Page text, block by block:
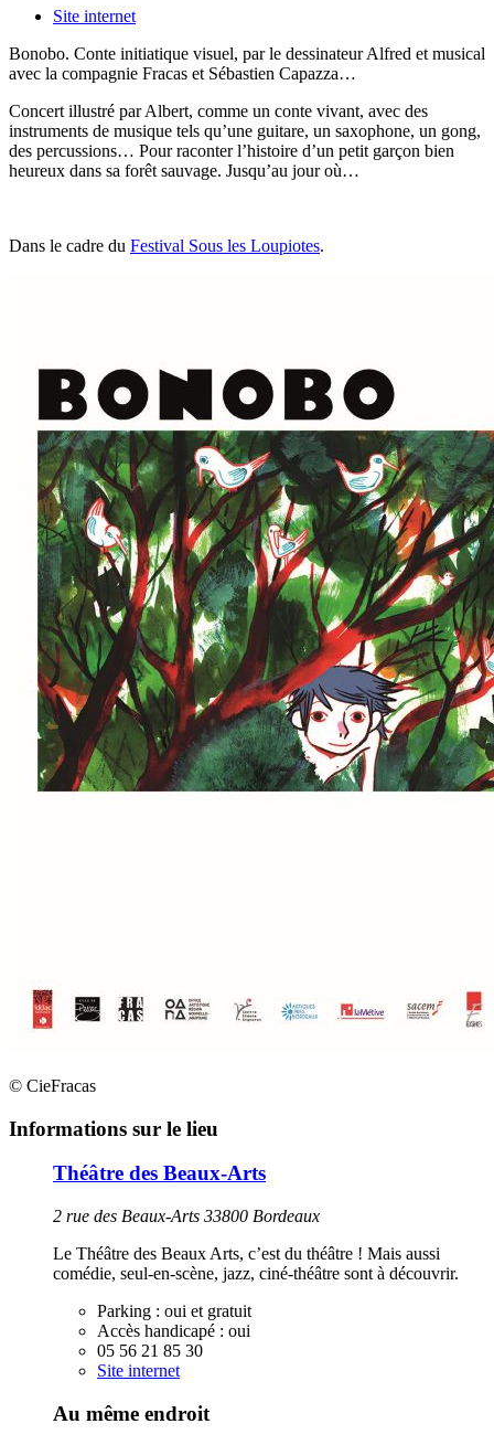
Site internet
Bonobo. Conte initiatique visuel, par le dessinateur Alfred et musical
avec la compagnie Fracas et Sébastien Capazza…
Concert illustré par Albert, comme un conte vivant, avec des
instruments de musique tels qu’une guitare, un saxophone, un gong,
des percussions… Pour raconter l’histoire d’un petit garçon bien
heureux dans sa forêt sauvage. Jusqu’au jour où…
Dans le cadre du Festival Sous les Loupiotes.
© CieFracas
Informations sur le lieu
Théâtre des Beaux-Arts
2 rue des Beaux-Arts 33800 Bordeaux
Le Théâtre des Beaux Arts, c’est du théâtre ! Mais aussi
comédie, seul-en-scène, jazz, ciné-théâtre sont à découvrir.
Parking : oui et gratuit
Accès handicapé : oui
05 56 21 85 30
Site internet
Au même endroit